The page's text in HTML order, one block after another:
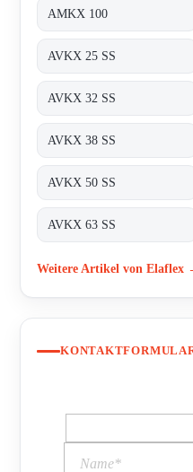
AMKX 100
AVKX 25 SS
AVKX 32 SS
AVKX 38 SS
AVKX 50 SS
AVKX 63 SS
Weitere Artikel von Elaflex